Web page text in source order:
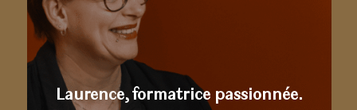
Laurence, formatrice passionnée.